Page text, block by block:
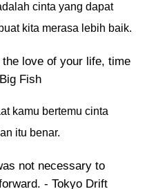
cinta yang dapat
kita merasa lebih baik.
love of your life, time
Fish
kamu bertemu cinta
itu benar.
not necessary to
- Tokyo Drift